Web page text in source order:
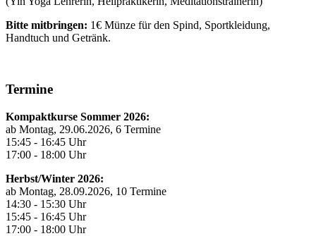
Bitte mitbringen: 1€ Münze für den Spind, Sportkleidung,
Handtuch und Getränk.
Termine
Kompaktkurse Sommer 2026:
ab Montag, 29.06.2026, 6 Termine
15:45 - 16:45 Uhr
17:00 - 18:00 Uhr
Herbst/Winter 2026:
ab Montag, 28.09.2026, 10 Termine
14:30 - 15:30 Uhr
15:45 - 16:45 Uhr
17:00 - 18:00 Uhr